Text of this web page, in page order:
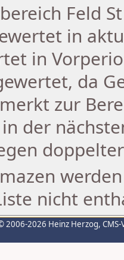
Feld
in
in
da
zur
der
nicht
2006-2026 Heinz Herzog,